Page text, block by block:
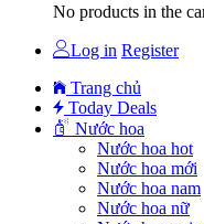
No products in the
Log in Register
Trang chủ
Today Deals
Nước hoa
Nước hoa hot
Nước hoa mới
Nước hoa nam
Nước hoa nữ